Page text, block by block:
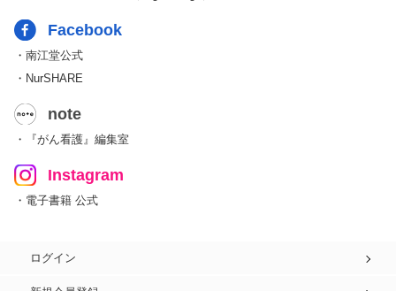
Facebook
・南江堂公式
・NurSHARE
note
・『がん看護』編集室
Instagram
・電子書籍 公式
ログイン